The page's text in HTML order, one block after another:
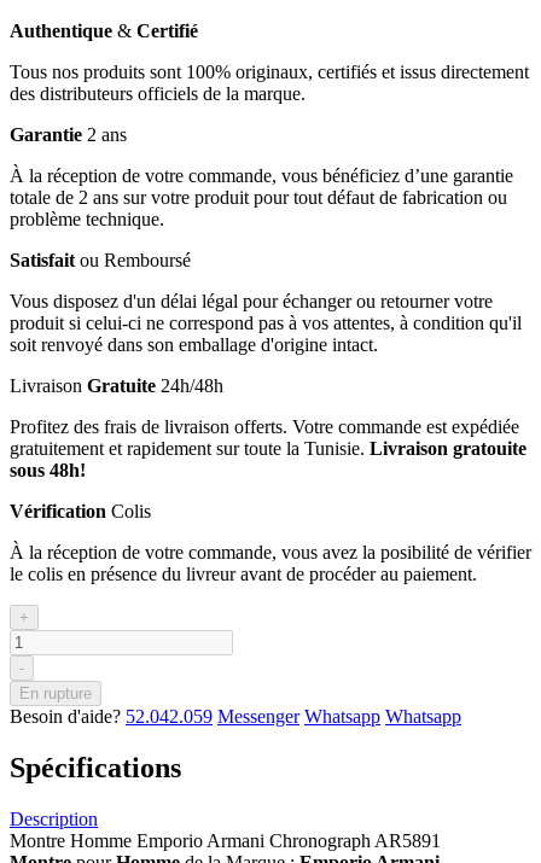
Authentique & Certifié
Tous nos produits sont 100% originaux, certifiés et issus directement
des distributeurs officiels de la marque.
Garantie 2 ans
À la réception de votre commande, vous bénéficiez d’une garantie
totale de 2 ans sur votre produit pour tout défaut de fabrication ou
problème technique.
Satisfait ou Remboursé
Vous disposez d'un délai légal pour échanger ou retourner votre
produit si celui-ci ne correspond pas à vos attentes, à condition qu'il
soit renvoyé dans son emballage d'origine intact.
Livraison Gratuite 24h/48h
Profitez des frais de livraison offerts. Votre commande est expédiée
gratuitement et rapidement sur toute la Tunisie. Livraison gratouite
sous 48h!
Vérification Colis
À la réception de votre commande, vous avez la posibilité de vérifier
le colis en présence du livreur avant de procéder au paiement.
+
-
En rupture
Besoin d'aide? 52.042.059 Messenger Whatsapp Whatsapp
Spécifications
Description
Montre Homme Emporio Armani Chronograph AR5891